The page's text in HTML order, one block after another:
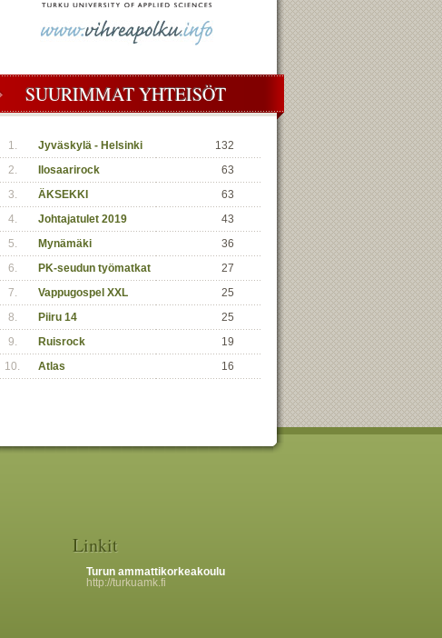
SUURIMMAT YHTEISÖT
1. Jyväskylä - Helsinki
132
2.
Ilosaarirock
63
3.
ÄKSEKKI
63
4.
Johtajatulet 2019
43
5.
Mynämäki
36
6.
PK-seudun työmatkat
27
7.
Vappugospel XXL
25
8.
Piiru 14
25
9.
Ruisrock
19
10.
Atlas 16
Linkit
Turun ammattikorkeakoulu
http://turkuamk.fi